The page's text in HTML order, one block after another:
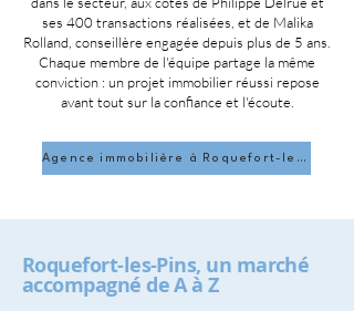
ses 400 transactions réalisées, et de Malika
Rolland, conseillère engagée depuis plus de 5 ans.
Chaque membre de l'équipe partage la même
conviction : un projet immobilier réussi repose
avant tout sur la confiance et l'écoute.
Agence immobilière à Roquefort-les-Pins
Roquefort-les-Pins, un marché
accompagné de A à Z